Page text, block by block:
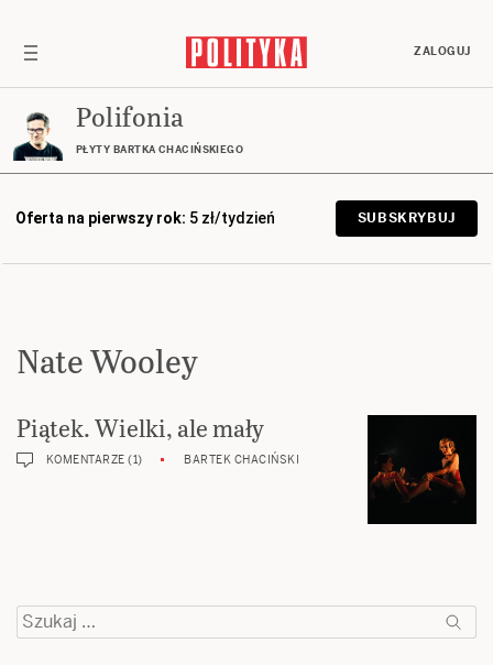
ZALOGUJ
Polifonia
PŁYTY BARTKA CHACIŃSKIEGO
Oferta na pierwszy rok: 5 zł/tydzień SUBSKRYBUJ
Nate Wooley
Piątek. Wielki, ale mały
KOMENTARZE (1) BARTEK CHACIŃSKI
Szukaj: